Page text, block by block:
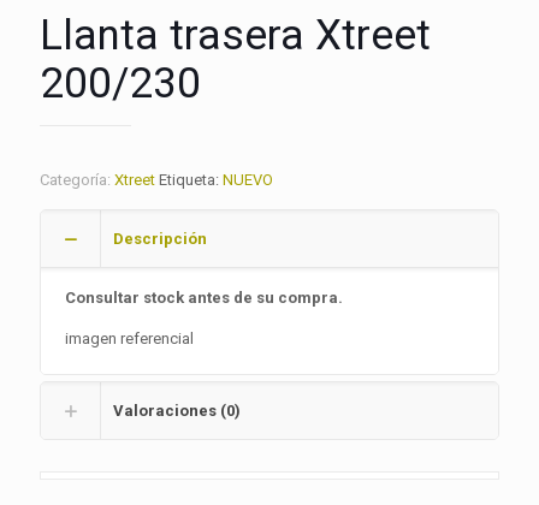
Llanta trasera Xtreet
200/230
Categoría: Xtreet Etiqueta: NUEVO
Descripción
Consultar stock antes de su compra.
imagen referencial
Valoraciones (0)